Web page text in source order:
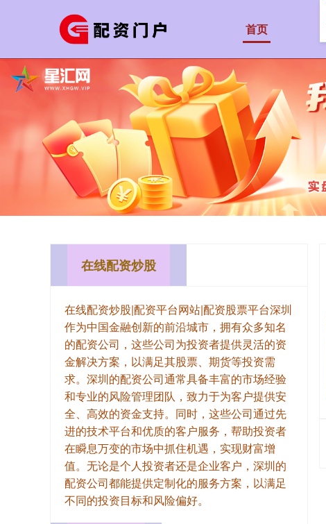
首页
在线配资炒股
在线配资炒股|配资平台网站|配资股票平台深圳
作为中国金融创新的前沿城市，拥有众多知名
的配资公司，这些公司为投资者提供灵活的资
金解决方案，以满足其股票、期货等投资需
求。深圳的配资公司通常具备丰富的市场经验
和专业的风险管理团队，致力于为客户提供安
全、高效的资金支持。同时，这些公司通过先
进的技术平台和优质的客户服务，帮助投资者
在瞬息万变的市场中抓住机遇，实现财富增
值。无论是个人投资者还是企业客户，深圳的
配资公司都能提供定制化的服务方案，以满足
不同的投资目标和风险偏好。